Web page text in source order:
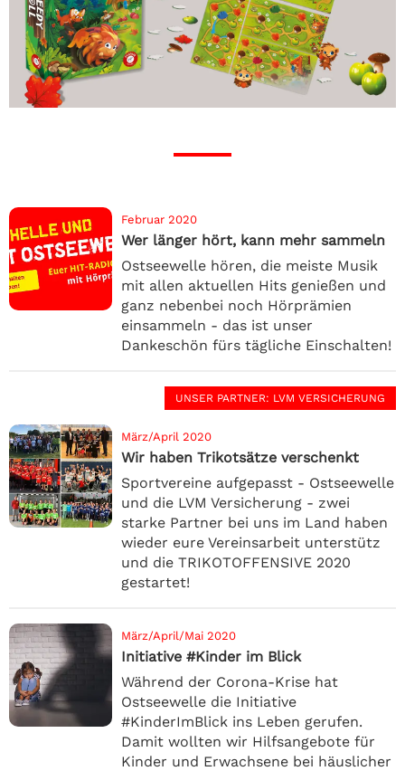
Februar 2020
Wer länger hört, kann mehr sammeln
Ostseewelle hören, die meiste Musik
mit allen aktuellen Hits genießen und
ganz nebenbei noch Hörprämien
einsammeln - das ist unser
Dankeschön fürs tägliche Einschalten!
UNSER PARTNER: LVM VERSICHERUNG
März/April 2020
Wir haben Trikotsätze verschenkt
Sportvereine aufgepasst - Ostseewelle
und die LVM Versicherung - zwei
starke Partner bei uns im Land haben
wieder eure Vereinsarbeit unterstütz
und die TRIKOTOFFENSIVE 2020
gestartet!
März/April/Mai 2020
Initiative #Kinder im Blick
Während der Corona-Krise hat
Ostseewelle die Initiative
#KinderImBlick ins Leben gerufen.
Damit wollten wir Hilfsangebote für
Kinder und Erwachsene bei häuslicher